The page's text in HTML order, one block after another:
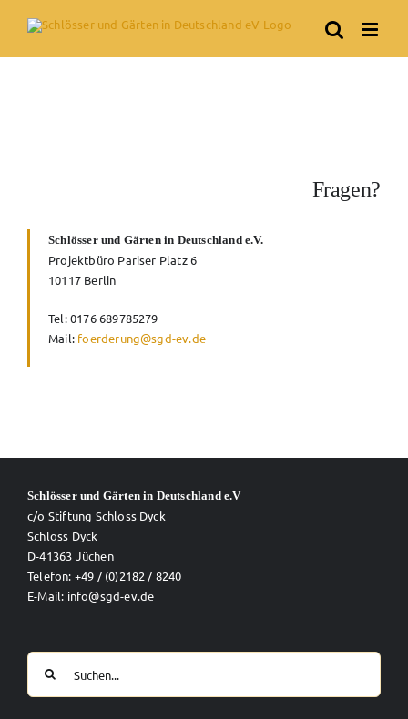
Fragen?
Schlösser und Gärten in Deutschland e.V.
Projektbüro Pariser Platz 6
10117 Berlin
Tel: 0176 689785279
Mail: foerderung@sgd-ev.de
Schlösser und Gärten in Deutschland e.V
c/o Stiftung Schloss Dyck
Schloss Dyck
D-41363 Jüchen
Telefon: +49 / (0)2182 / 8240
E-Mail: info@sgd-ev.de
Suche
nach: